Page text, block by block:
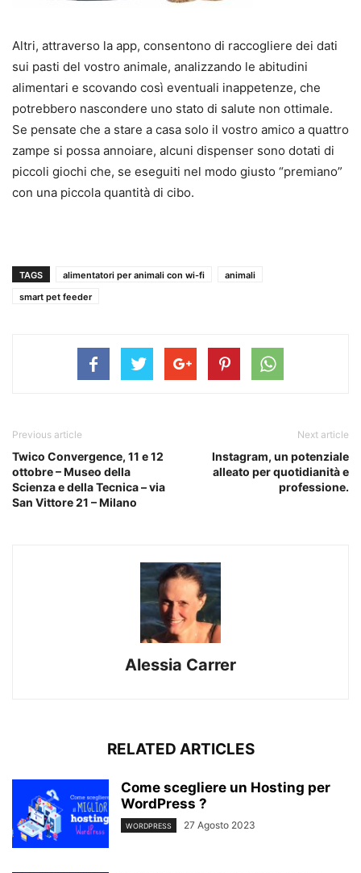
Altri, attraverso la app, consentono di raccogliere dei dati
sui pasti del vostro animale, analizzando le abitudini
alimentari e scovando così eventuali inappetenze, che
potrebbero nascondere uno stato di salute non ottimale.
Se pensate che a stare a casa solo il vostro amico a quattro
zampe si possa annoiare, alcuni dispenser sono dotati di
piccoli giochi che, se eseguiti nel modo giusto “premiano”
con una piccola quantità di cibo.
TAGS alimentatori per animali con wi-fi
animali
smart pet feeder
Previous article
Twico Convergence, 11 e 12
ottobre – Museo della
Scienza e della Tecnica – via
San Vittore 21 – Milano
Next article
Instagram, un potenziale
alleato per quotidianità e
professione.
Alessia Carrer
RELATED ARTICLES
Come scegliere un Hosting per
WordPress ?
WORDPRESS 27 Agosto 2023